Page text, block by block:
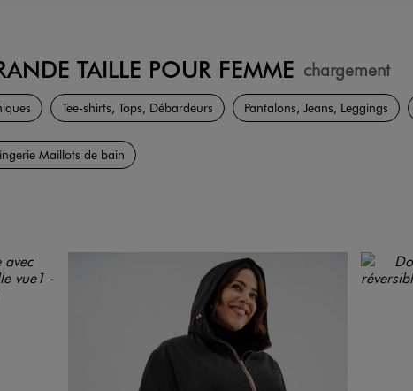
TAILLE POUR FEMME chargement
Grande taille
Tee-shirts, Tops, Débardeurs Pantalons, Jeans, Leggings
Maillots de bain